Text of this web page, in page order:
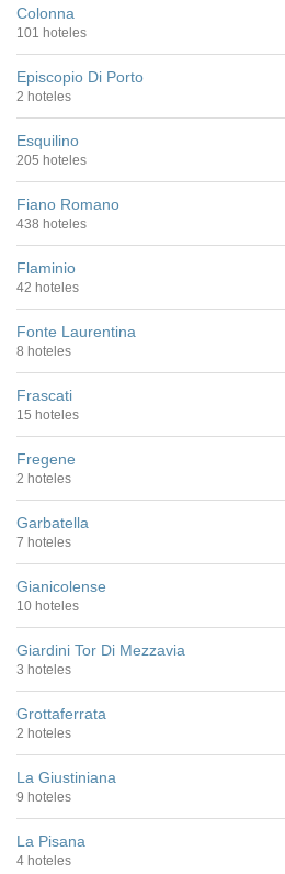
Colonna
101 hoteles
Episcopio Di Porto
2 hoteles
Esquilino
205 hoteles
Fiano Romano
438 hoteles
Flaminio
42 hoteles
Fonte Laurentina
8 hoteles
Frascati
15 hoteles
Fregene
2 hoteles
Garbatella
7 hoteles
Gianicolense
10 hoteles
Giardini Tor Di Mezzavia
3 hoteles
Grottaferrata
2 hoteles
La Giustiniana
9 hoteles
La Pisana
4 hoteles